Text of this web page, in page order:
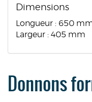
Dimensions
Longueur : 650
Largeur : 405 mm
Donnons